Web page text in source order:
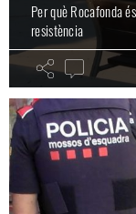
Per què Rocafonda
resistència